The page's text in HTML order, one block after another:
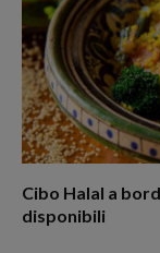
Cibo Halal a
disponibili